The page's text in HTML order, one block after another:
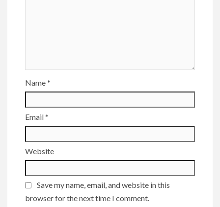
Name*
Email*
Website
Save my name, email, and website in this
browser for the next time I comment.